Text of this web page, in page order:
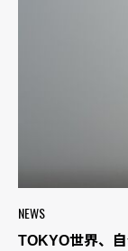
NEWS
TOKYO世界、